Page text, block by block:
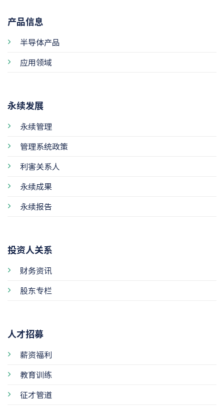
产品信息
半导体产品
应用领域
永续发展
永续管理
管理系统政策
利害关系人
永续成果
永续报告
投资人关系
财务资讯
股东专栏
人才招募
薪资福利
教育训练
征才管道